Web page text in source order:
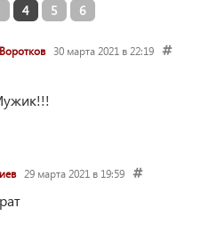
4 5 6
30 марта 2021 в 22:19
29 марта 2021 в 19:59